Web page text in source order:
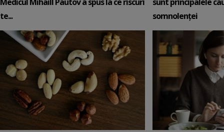
te...
somnolenței